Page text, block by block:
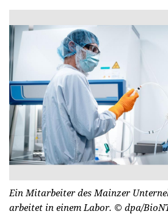
Ein Mitarbeiter des Mainzer
arbeitet in einem Labor. © dpa/